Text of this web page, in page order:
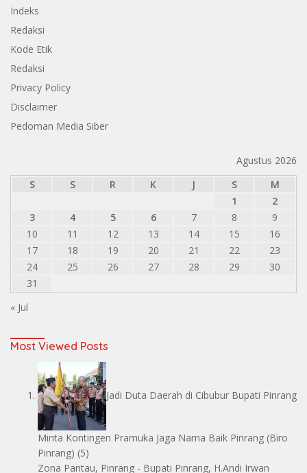
Indeks
Redaksi
Kode Etik
Redaksi
Privacy Policy
Disclaimer
Pedoman Media Siber
Agustus 2026
S
S R K J S
M
1
2
3
4 5 6 7 8
9
10
11 12 13 14 15
16
17
18 19 20 21 22
23
24
25 26 27 28 29
30
31
« Jul
Most Viewed Posts
Jadi Duta Daerah di Cibubur Bupati Pinrang
Minta Kontingen Pramuka Jaga Nama Baik Pinrang (Biro
Pinrang) (5)
Zona Pantau, Pinrang - Bupati Pinrang, H.Andi Irwan